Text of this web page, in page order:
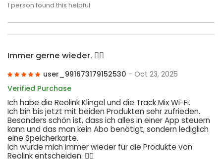
1 person found this helpful
Immer gerne wieder. 👍🏻
user_991673179152530 - Oct 23, 2025
Verified Purchase
Ich habe die Reolink Klingel und die Track Mix Wi-Fi.
Ich bin bis jetzt mit beiden Produkten sehr zufrieden.
Besonders schön ist, dass ich alles in einer App steuern
kann und das man kein Abo benötigt, sondern lediglich
eine Speicherkarte.
Ich würde mich immer wieder für die Produkte von
Reolink entscheiden. 👍🏻